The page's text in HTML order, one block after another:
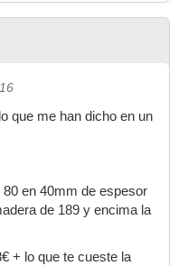
que me han dicho en un
en 40mm de espesor
de 189 y encima la
+ lo que te cueste la